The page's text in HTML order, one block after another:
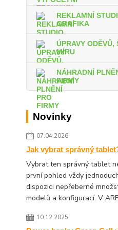
REKLAMNÍ
GRAFIKA
ÚPRAVY ODĚVŮ,
MÍRU
NÁHRADNÍ
FIRMY
Novinky
07.04.2026
Jak vybrat správný
Vybrat ten správný tablet
první pohled vždy
dispozici nepřeberné
modelů a konfigurací. V
10.12.2025